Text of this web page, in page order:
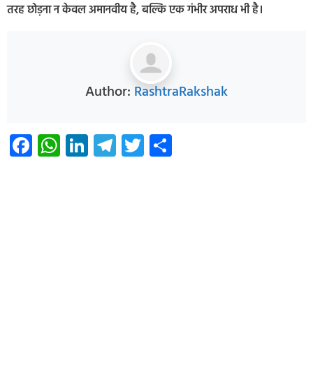
तरह छोड़ना न केवल अमानवीय है, बल्कि एक गंभीर अपराध भी है।
Author: RashtraRakshak
Facebook
WhatsApp
LinkedIn
Telegram
Twitter